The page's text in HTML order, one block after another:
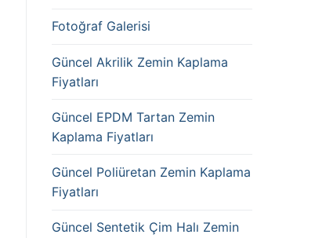
Fotoğraf Galerisi
Güncel Akrilik Zemin Kaplama
Fiyatları
Güncel EPDM Tartan Zemin
Kaplama Fiyatları
Güncel Poliüretan Zemin Kaplama
Fiyatları
Güncel Sentetik Çim Halı Zemin